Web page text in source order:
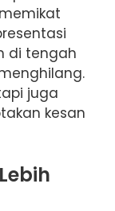
di tengah
juga
kesan